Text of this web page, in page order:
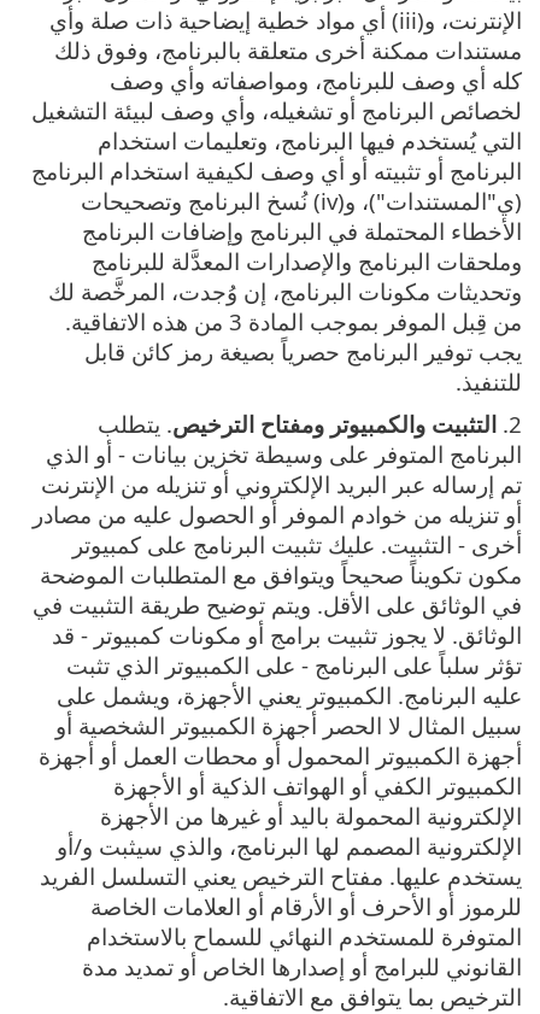
الإنترنت، و(iii) أي مواد خطية إيضاحية ذات صلة وأي
مستندات ممكنة أخرى متعلقة بالبرنامج، وفوق ذلك
كله أي وصف للبرنامج، ومواصفاته وأي وصف
لخصائص البرنامج أو تشغيله، وأي وصف لبيئة التشغيل
التي يُستخدم فيها البرنامج، وتعليمات استخدام
البرنامج أو تثبيته أو أي وصف لكيفية استخدام البرنامج
(ي"المستندات")، و(iv) نُسخ البرنامج وتصحيحات
الأخطاء المحتملة في البرنامج وإضافات البرنامج
وملحقات البرنامج والإصدارات المعدَّلة للبرنامج
وتحديثات مكونات البرنامج، إن وُجدت، المرخَّصة لك
من قِبل الموفر بموجب المادة 3 من هذه الاتفاقية.
يجب توفير البرنامج حصرياً بصيغة رمز كائن قابل
للتنفيذ.
2. التثبيت والكمبيوتر ومفتاح الترخيص. يتطلب
البرنامج المتوفر على وسيطة تخزين بيانات - أو الذي
تم إرساله عبر البريد الإلكتروني أو تنزيله من الإنترنت
أو تنزيله من خوادم الموفر أو الحصول عليه من مصادر
أخرى - التثبيت. عليك تثبيت البرنامج على كمبيوتر
مكون تكويناً صحيحاً ويتوافق مع المتطلبات الموضحة
في الوثائق على الأقل. ويتم توضيح طريقة التثبيت في
الوثائق. لا يجوز تثبيت برامج أو مكونات كمبيوتر - قد
تؤثر سلباً على البرنامج - على الكمبيوتر الذي تثبت
عليه البرنامج. الكمبيوتر يعني الأجهزة، ويشمل على
سبيل المثال لا الحصر أجهزة الكمبيوتر الشخصية أو
أجهزة الكمبيوتر المحمول أو محطات العمل أو أجهزة
الكمبيوتر الكفي أو الهواتف الذكية أو الأجهزة
الإلكترونية المحمولة باليد أو غيرها من الأجهزة
الإلكترونية المصمم لها البرنامج، والذي سيثبت و/أو
يستخدم عليها. مفتاح الترخيص يعني التسلسل الفريد
للرموز أو الأحرف أو الأرقام أو العلامات الخاصة
المتوفرة للمستخدم النهائي للسماح بالاستخدام
القانوني للبرامج أو إصدارها الخاص أو تمديد مدة
الترخيص بما يتوافق مع الاتفاقية.